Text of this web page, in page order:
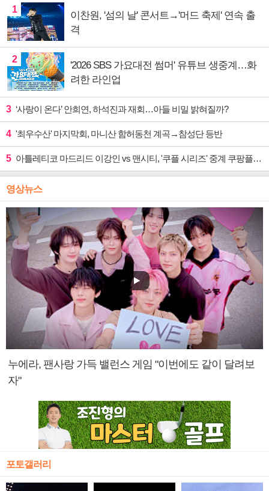
1
이찬원, '섬의 날' 콘서트→'머드 축제' 연속 출
격
2
'2026 SBS 가요대전 썸머' 유튜브 생중계…화
려한 라인업
3 ‘사랑이 온다’ 안희연, 하석진과 재회…아들 비밀 밝혀질까?
4 '최우수산' 마지막회, 마니산 함허동천 계곡→참성단 등반
5 아틀레티코 마드리드 이강인 vs 맨시티, '쿠플 시리즈' 중계 쿠팡플레이
영상뉴스
누에라, 팬사랑 가득 밸런스 게임 "이번에도 같이 달려보
자"
포토갤러리